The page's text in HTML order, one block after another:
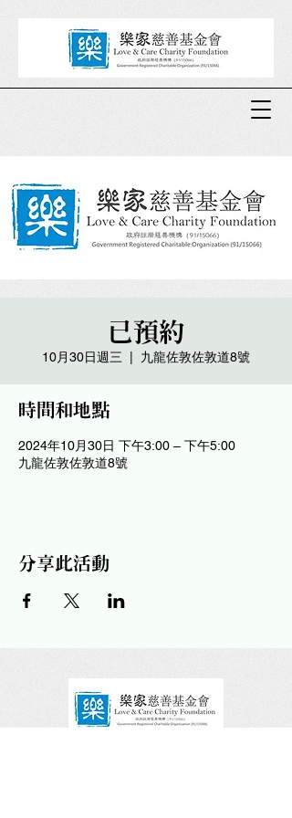
已預約
10月30日週三 九龍佐敦佐敦道8號
時間和地點
2024年10月30日 下午3:00 – 下午5:00
九龍佐敦佐敦道8號
分享此活動